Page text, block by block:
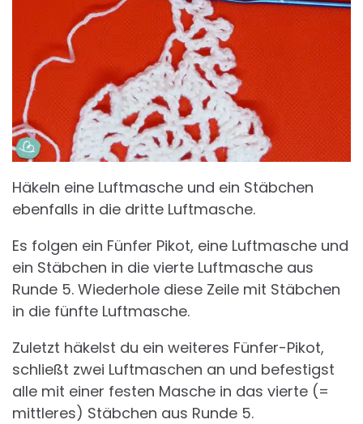
Häkeln eine Luftmasche und ein Stäbchen
ebenfalls in die dritte Luftmasche.
Es folgen ein Fünfer Pikot, eine Luftmasche und
ein Stäbchen in die vierte Luftmasche aus
Runde 5. Wiederhole diese Zeile mit Stäbchen
in die fünfte Luftmasche.
Zuletzt häkelst du ein weiteres Fünfer-Pikot,
schließt zwei Luftmaschen an und befestigst
alle mit einer festen Masche in das vierte (=
mittleres) Stäbchen aus Runde 5.